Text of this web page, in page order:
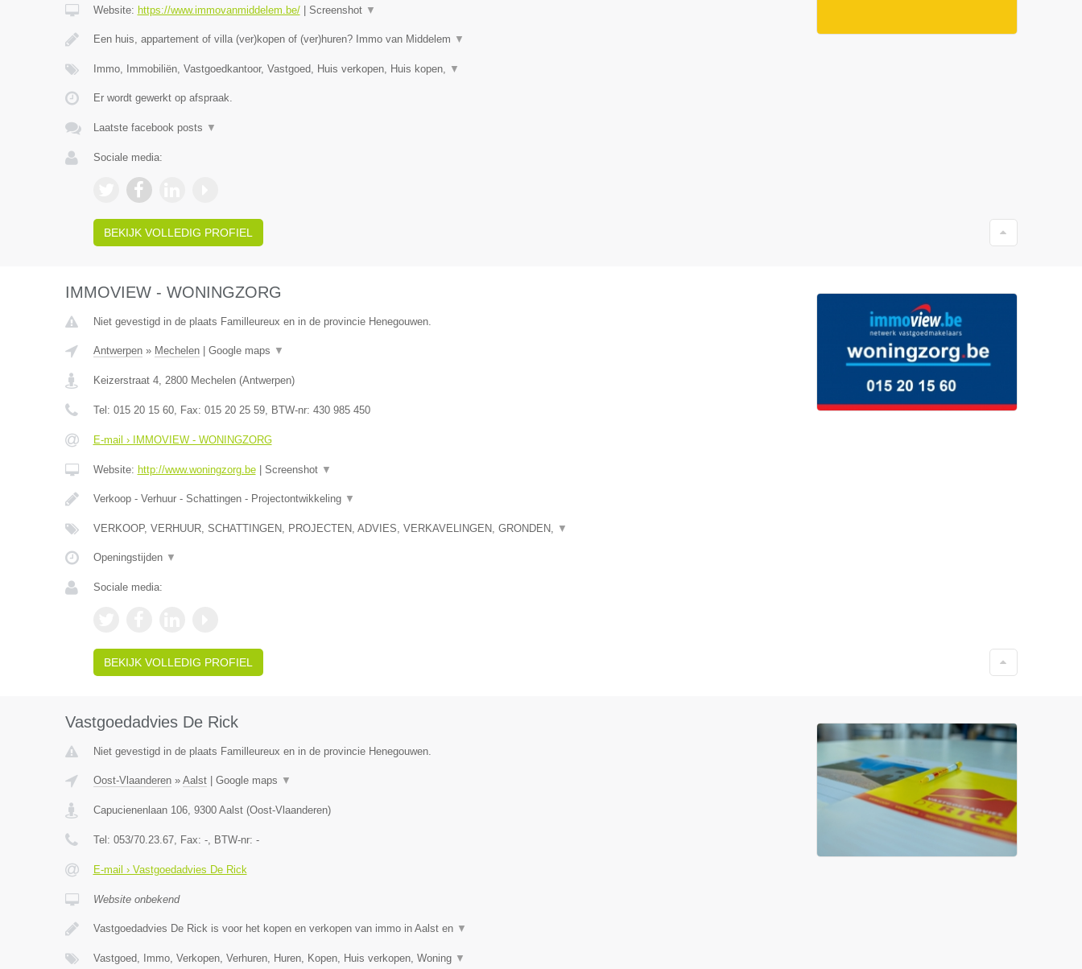
Website: https://www.immovanmiddelem.be/| Screenshot ▼
Een huis, appartement of villa (ver)kopen of (ver)huren? Immo van Middelem ▼
Immo, Immobiliën, Vastgoedkantoor, Vastgoed, Huis verkopen, Huis kopen, ▼
Er wordt gewerkt op afspraak.
Laatste facebook posts ▼
Sociale media:
BEKIJK VOLLEDIG PROFIEL
IMMOVIEW - WONINGZORG
Niet gevestigd in de plaats Familleureux en in de provincie Henegouwen.
Antwerpen» Mechelen| Google maps ▼
Keizerstraat 4, 2800 Mechelen(Antwerpen)
Tel: 015 20 15 60, Fax: 015 20 25 59, BTW-nr: 430 985 450
E-mail › IMMOVIEW - WONINGZORG
Website: http://www.woningzorg.be| Screenshot ▼
Verkoop - Verhuur - Schattingen - Projectontwikkeling ▼
VERKOOP, VERHUUR, SCHATTINGEN, PROJECTEN, ADVIES, VERKAVELINGEN, GRONDEN, ▼
Openingstijden ▼
Sociale media:
BEKIJK VOLLEDIG PROFIEL
Vastgoedadvies De Rick
Niet gevestigd in de plaats Familleureux en in de provincie Henegouwen.
Oost-Vlaanderen» Aalst| Google maps ▼
Capucienenlaan 106, 9300 Aalst(Oost-Vlaanderen)
Tel: 053/70.23.67, Fax: -, BTW-nr: -
E-mail › Vastgoedadvies De Rick
Website onbekend
Vastgoedadvies De Rick is voor het kopen en verkopen van immo in Aalst en ▼
Vastgoed, Immo, Verkopen, Verhuren, Huren, Kopen, Huis verkopen, Woning ▼